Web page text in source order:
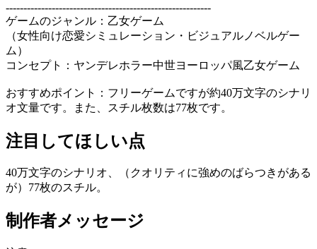
----------------------------------------------------------
ゲームのジャンル：乙女ゲーム
（女性向け恋愛シミュレーション・ビジュアルノベルゲー
ム）
コンセプト：ヤンデレホラー中世ヨーロッパ風乙女ゲーム
おすすめポイント：フリーゲームですが約40万文字のシナリ
オ文量です。また、スチル枚数は77枚です。
注目してほしい点
40万文字のシナリオ、（クオリティに強めのばらつきがある
が）77枚のスチル。
制作者メッセージ